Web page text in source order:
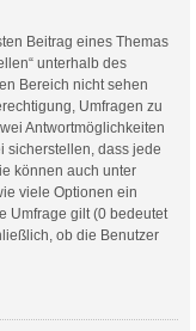
Beitrag eines Themas
unterhalb des
Bereich nicht sehen
Umfragen zu
Antwortmöglichkeiten
sicherstellen, dass jede
können auch unter
viele Optionen ein
Umfrage gilt (0 bedeutet
ob die Benutzer